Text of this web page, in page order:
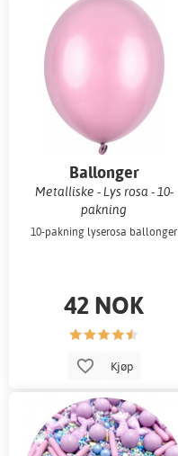
Ballonger
Metalliske - Lys rosa - 10-
pakning
10-pakning lyserosa ballonger
42 NOK
Kjøp